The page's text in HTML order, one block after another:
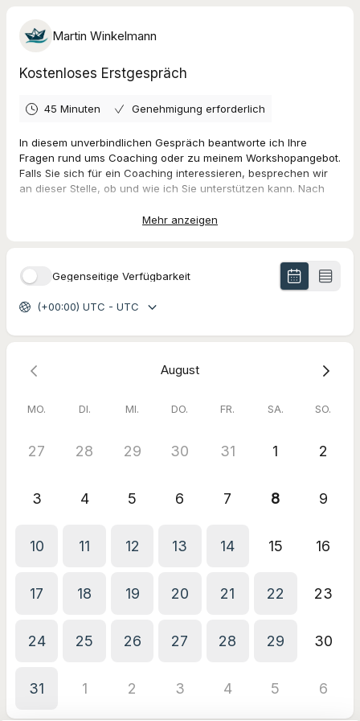
Martin Winkelmann
Kostenloses Erstgespräch
45 Minuten Genehmigung erforderlich
In diesem unverbindlichen Gespräch beantworte ich Ihre
Fragen rund ums Coaching oder zu meinem Workshopangebot.
Falls Sie sich für ein Coaching interessieren, besprechen wir
an dieser Stelle, ob und wie ich Sie unterstützen kann. Nach
. Sollten Sie eine
andere Plattform bevorzugen, schreiben Sie mir das gerne ins
Mehr anzeigen
Gegenseitige Verfügbarkeit
(+00:00) UTC - UTC
August
MO. DI. MI. DO. FR. SA. SO.
27 28 29 30 31 1 2
3 4 5 6 7 8 9
10 11 12 13 14 15 16
17 18 19 20 21 22 23
24 25 26 27 28 29 30
31 1 2 3 4 5 6